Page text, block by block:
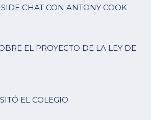
CHAT CON ANTONY COOK
EL PROYECTO DE LA LEY DE
EL COLEGIO